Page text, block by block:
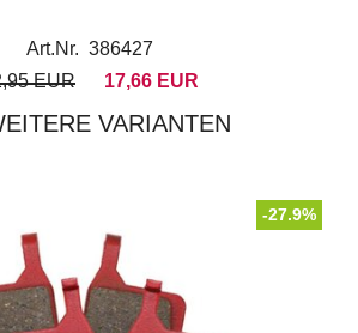
Art.Nr. 386427
EUR
17,66 EUR
VARIANTEN
-27.9%